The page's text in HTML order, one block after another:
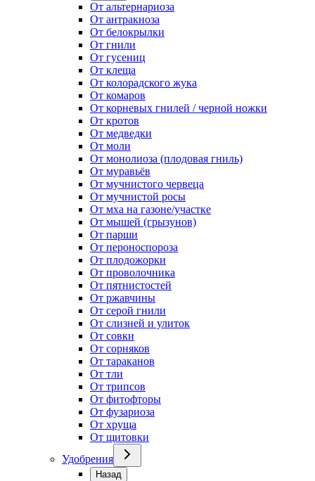
От альтернариоза
От антракноза
От белокрылки
От гнили
От гусениц
От клеща
От колорадского жука
От комаров
От корневых гнилей / черной ножки
От кротов
От медведки
От моли
От монолиоза (плодовая гниль)
От муравьёв
От мучнистого червеца
От мучнистой росы
От мха на газоне/участке
От мышей (грызунов)
От парши
От пероноспороза
От плодожорки
От проволочника
От пятнистостей
От ржавчины
От серой гнили
От слизней и улиток
От совки
От сорняков
От тараканов
От тли
От трипсов
От фитофторы
От фузариоза
От хруща
От щитовки
Удобрения
Назад